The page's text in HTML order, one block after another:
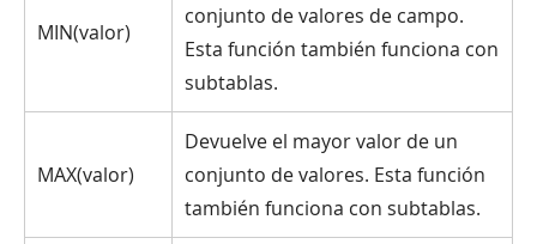
MIN(valor)
conjunto de valores de campo.
Esta función también funciona con
subtablas.
MAX(valor)
Devuelve el mayor valor de un
conjunto de valores. Esta función
también funciona con subtablas.